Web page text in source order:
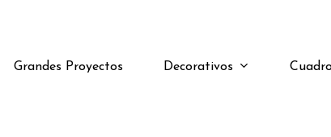
Grandes Proyectos Decorativos